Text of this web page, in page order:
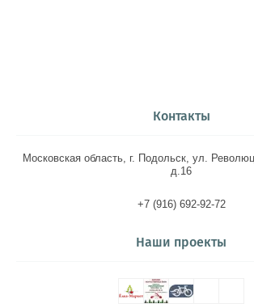
Контакты
Московская область, г. Подольск, ул.
д.16
+7 (916) 692-92-72
Наши проекты